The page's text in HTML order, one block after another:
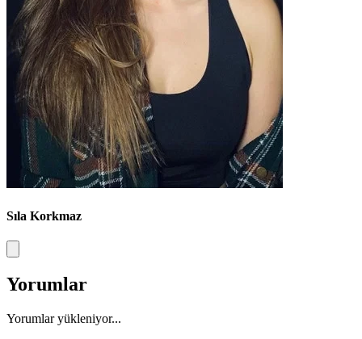
Sıla Korkmaz
Yorumlar
Yorumlar yükleniyor...